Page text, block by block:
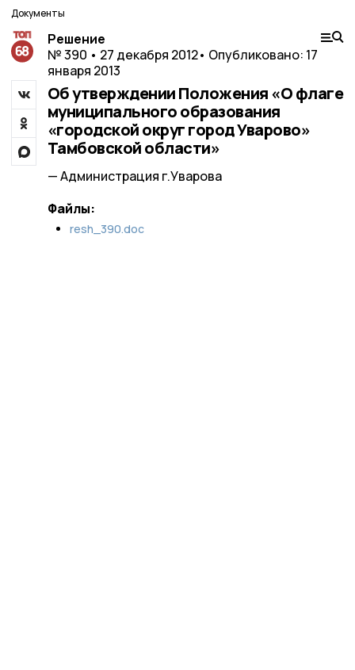
Документы
Решение
№ 390 • 27 декабря 2012• Опубликовано: 17
января 2013
Об утверждении Положения «О флаге
муниципального образования
«городской округ город Уварово»
Тамбовской области»
— Администрация г.Уварова
Файлы:
resh_390.doc